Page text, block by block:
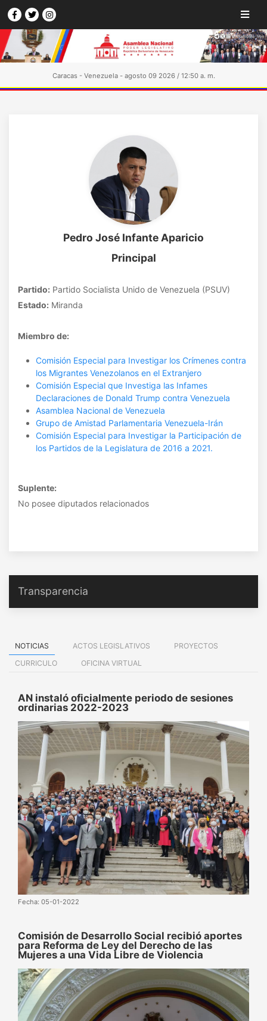
Caracas - Venezuela - agosto 09 2026 / 12:50 a. m.
Pedro José Infante Aparicio
Principal
Partido: Partido Socialista Unido de Venezuela (PSUV)
Estado: Miranda
Miembro de:
Comisión Especial para Investigar los Crímenes contra
los Migrantes Venezolanos en el Extranjero
Comisión Especial que Investiga las Infames
Declaraciones de Donald Trump contra Venezuela
Asamblea Nacional de Venezuela
Grupo de Amistad Parlamentaria Venezuela-Irán
Comisión Especial para Investigar la Participación de
los Partidos de la Legislatura de 2016 a 2021.
Suplente:
No posee diputados relacionados
Transparencia
NOTICIAS ACTOS LEGISLATIVOS
PROYECTOS
CURRICULO
OFICINA VIRTUAL
AN instaló oficialmente periodo de sesiones
ordinarias 2022-2023
Fecha: 05-01-2022
Comisión de Desarrollo Social recibió aportes
para Reforma de Ley del Derecho de las
Mujeres a una Vida Libre de Violencia